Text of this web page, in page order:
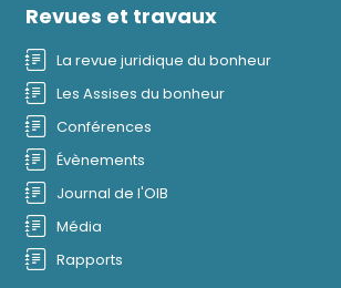
Revues et travaux
La revue juridique du bonheur
Les Assises du bonheur
Conférences
Évènements
Journal de l'OIB
Média
Rapports